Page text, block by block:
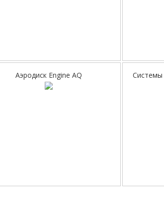
Аэродиск Engine AQ Системы